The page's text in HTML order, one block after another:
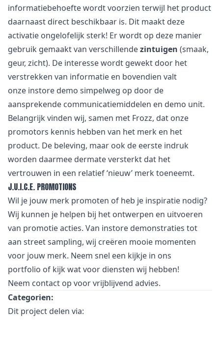
informatiebehoefte wordt voorzien terwijl het product
daarnaast direct beschikbaar is. Dit maakt deze
activatie ongelofelijk sterk! Er wordt op deze manier
gebruik gemaakt van verschillendezintuigen (smaak,
geur, zicht). De interesse wordt gewekt door het
verstrekken van informatie en bovendien valt
onze instore demo simpelweg op door de
aansprekende communicatiemiddelen en demo unit.
Belangrijk vinden wij, samen met Frozz, dat onze
promotors kennis hebben van het merk en het
product. De beleving, maar ook de eerste indruk
worden daarmee dermate versterkt dat het
vertrouwen in een relatief ‘nieuw’ merk toeneemt.
J.U.I.C.E. PROMOTIONS
Wil je jouw merk promoten of heb je inspiratie nodig?
Wij kunnen je helpen bij het ontwerpen en uitvoeren
van promotie acties. Van instore demonstraties tot
aan street sampling, wij creëren mooie momenten
voor jouw merk. Neem snel een kijkje in ons
portfolio of kijk wat voor diensten wij hebben!
Neem contact op voor vrijblijvend advies.
Categorien:
Dit project delen via: